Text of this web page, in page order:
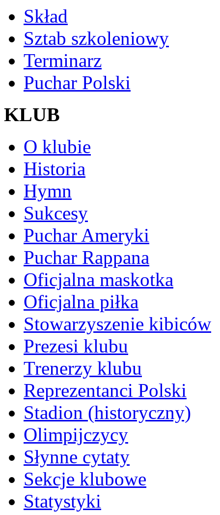
Skład
Sztab szkoleniowy
Terminarz
Puchar Polski
KLUB
O klubie
Historia
Hymn
Sukcesy
Puchar Ameryki
Puchar Rappana
Oficjalna maskotka
Oficjalna piłka
Stowarzyszenie kibiców
Prezesi klubu
Trenerzy klubu
Reprezentanci Polski
Stadion (historyczny)
Olimpijczycy
Słynne cytaty
Sekcje klubowe
Statystyki